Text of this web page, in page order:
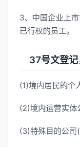
3、中国企业上
已行权的员工。
37号文登记
(1)境内居民的个
(2)境内运营实体
(3)特殊目的公司